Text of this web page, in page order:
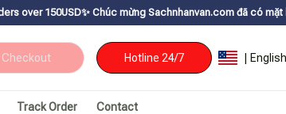
✨ Chúc mừng Sachnhanvan.com đã có mặt hơn 200 quốc
Checkout Hotline 24/7 |
Track Order
Contact